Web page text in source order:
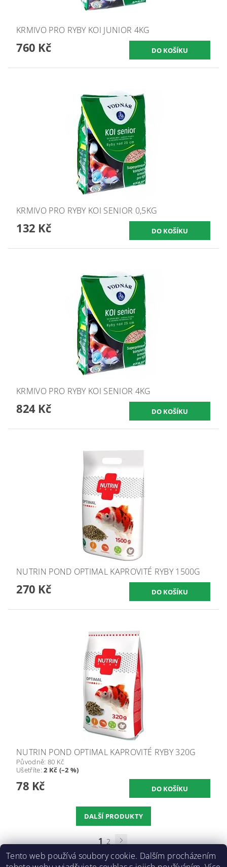
KRMIVO PRO RYBY KOI JUNIOR 4KG
760 Kč
KRMIVO PRO RYBY KOI SENIOR 0,5KG
132 Kč
KRMIVO PRO RYBY KOI SENIOR 4KG
824 Kč
NUTRIN POND OPTIMAL KAPROVITÉ RYBY 1500G
270 Kč
NUTRIN POND OPTIMAL KAPROVITÉ RYBY 320G
Původně: 80 Kč
Ušetříte:2 Kč (–2 %)
78 Kč
DALŠÍ PRODUKTY
1 2
Tento web používá soubory cookie. Dalším procházením